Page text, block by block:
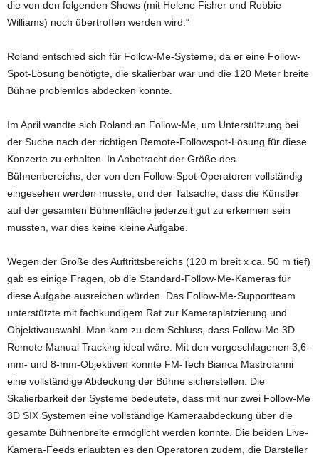
die von den folgenden Shows (mit Helene Fisher und Robbie
Williams) noch übertroffen werden wird.“
Roland entschied sich für Follow-Me-Systeme, da er eine Follow-
Spot-Lösung benötigte, die skalierbar war und die 120 Meter breite
Bühne problemlos abdecken konnte.
Im April wandte sich Roland an Follow-Me, um Unterstützung bei
der Suche nach der richtigen Remote-Followspot-Lösung für diese
Konzerte zu erhalten. In Anbetracht der Größe des
Bühnenbereichs, der von den Follow-Spot-Operatoren vollständig
eingesehen werden musste, und der Tatsache, dass die Künstler
auf der gesamten Bühnenfläche jederzeit gut zu erkennen sein
mussten, war dies keine kleine Aufgabe.
Wegen der Größe des Auftrittsbereichs (120 m breit x ca. 50 m tief)
gab es einige Fragen, ob die Standard-Follow-Me-Kameras für
diese Aufgabe ausreichen würden. Das Follow-Me-Supportteam
unterstützte mit fachkundigem Rat zur Kameraplatzierung und
Objektivauswahl. Man kam zu dem Schluss, dass Follow-Me 3D
Remote Manual Tracking ideal wäre. Mit den vorgeschlagenen 3,6-
mm- und 8-mm-Objektiven konnte FM-Tech Bianca Mastroianni
eine vollständige Abdeckung der Bühne sicherstellen. Die
Skalierbarkeit der Systeme bedeutete, dass mit nur zwei Follow-Me
3D SIX Systemen eine vollständige Kameraabdeckung über die
gesamte Bühnenbreite ermöglicht werden konnte. Die beiden Live-
Kamera-Feeds erlaubten es den Operatoren zudem, die Darsteller